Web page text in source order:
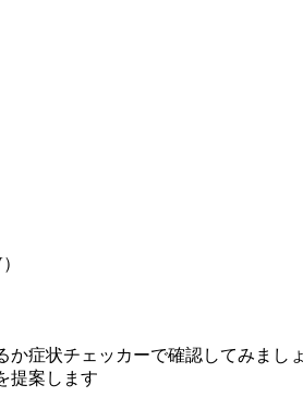
症状チェッカーで確認してみましょ
提案します